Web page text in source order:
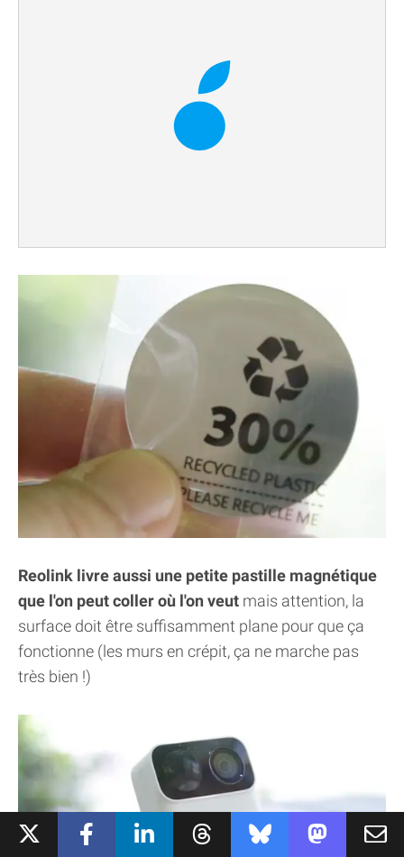
Reolink livre aussi une petite pastille magnétique
que l'on peut coller où l'on veut mais attention, la
surface doit être suffisamment plane pour que ça
fonctionne (les murs en crépit, ça ne marche pas
très bien !)